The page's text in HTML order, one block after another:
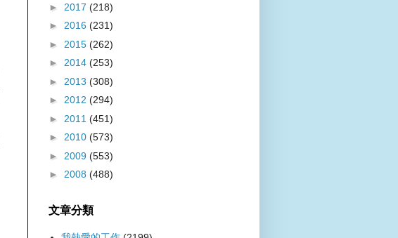
► 2017 (218)
► 2016 (231)
► 2015 (262)
► 2014 (253)
► 2013 (308)
► 2012 (294)
► 2011 (451)
► 2010 (573)
► 2009 (553)
► 2008 (488)
文章分類